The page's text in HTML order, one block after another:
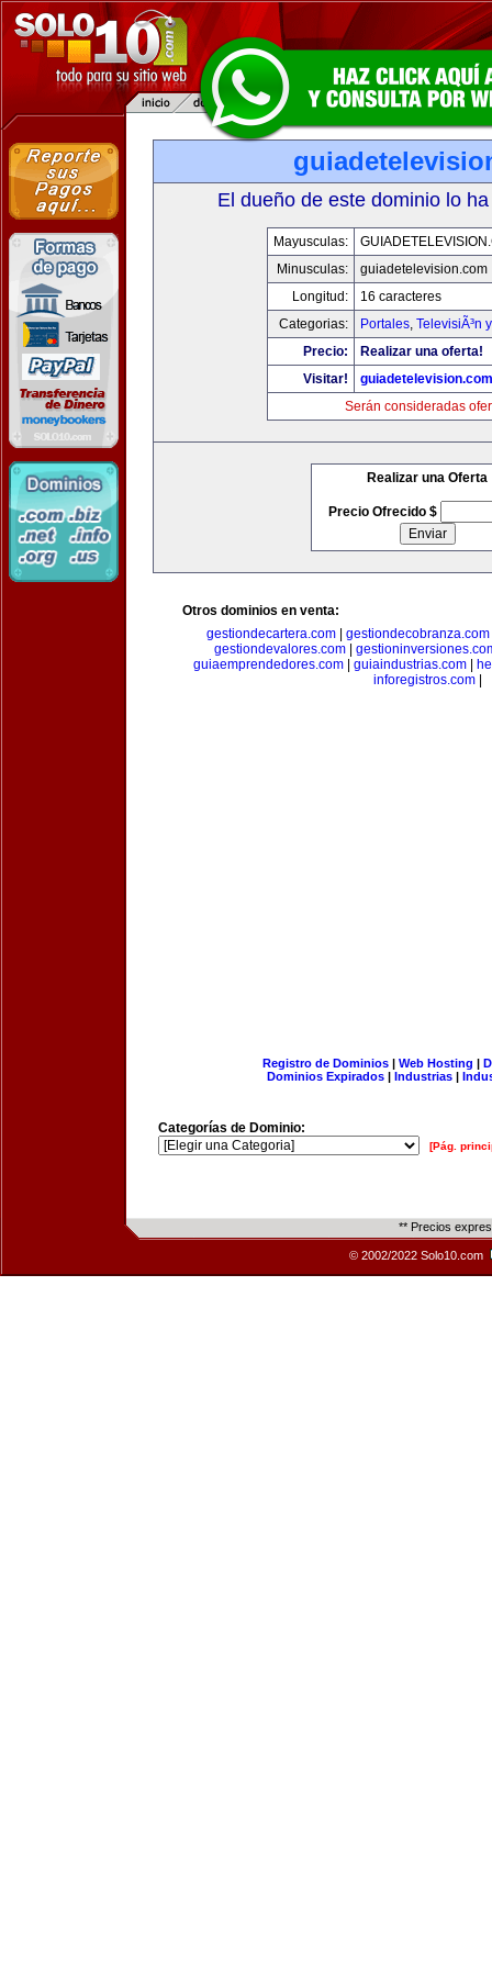
El dueño de este dominio lo
Mayusculas:
Minusculas:
guiadetelevision.com
Longitud:
16 caracteres
Categorias:
Portales, TelevisiÃ³n
Precio:
Realizar una oferta!
Visitar!
guiadetelevision.com
Serán consideradas
Realizar una Oferta
Precio Ofrecido $
Otros dominios en venta:
gestiondecartera.com| gestiondecobranza.com
gestiondevalores.com|
guiaemprendedores.com
guiaindustrias.com
inforegistros.com|
Registro de Dominios| Web Hosting |
Dominios Expirados | Industrias |
Categorías de Dominio:
[Pág.
** Precios
© 2002/2022 Solo10.com